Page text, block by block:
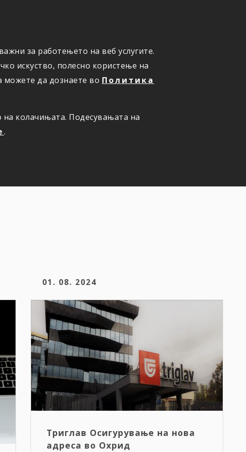
за работењето на веб услугите.
искуство, полесно користење на
можете да дознаете во Политика
на колачињата. Подесувањата на
.
ОНЛАЈН ПРИЈАВИ ШТЕТА
01. 08. 2024
Триглав Осигурување на нова
адреса во Охрид